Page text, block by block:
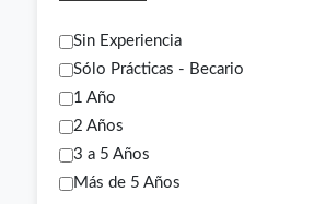
Sin Experiencia
Sólo Prácticas - Becario
1 Año
2 Años
3 a 5 Años
Más de 5 Años